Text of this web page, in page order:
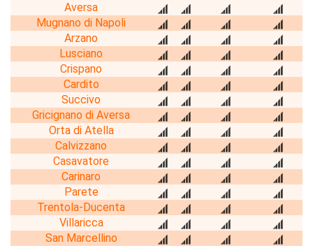
Aversa
Mugnano di Napoli
Arzano
Lusciano
Crispano
Cardito
Succivo
Gricignano di Aversa
Orta di Atella
Calvizzano
Casavatore
Carinaro
Parete
Trentola-Ducenta
Villaricca
San Marcellino